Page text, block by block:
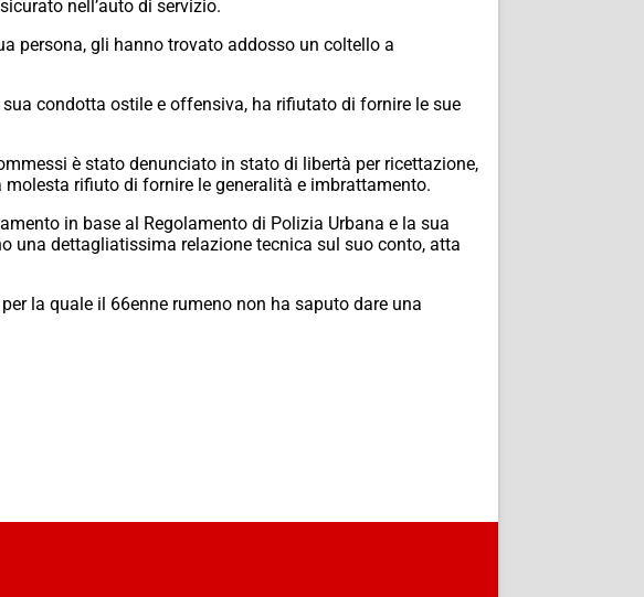
nell’auto di servizio.
persona, gli hanno trovato addosso un coltello a
condotta ostile e offensiva, ha rifiutato di fornire le sue
è stato denunciato in stato di libertà per ricettazione,
rifiuto di fornire le generalità e imbrattamento.
in base al Regolamento di Polizia Urbana e la sua
una dettagliatissima relazione tecnica sul suo conto, atta
la quale il 66enne rumeno non ha saputo dare una